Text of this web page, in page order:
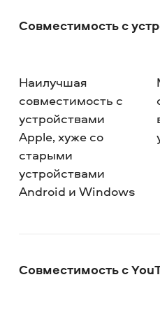
Совместимость с
Наилучшая
совместимость с
устройствами
Apple, хуже со
старыми
устройствами
Android и Windows
Совместимость с